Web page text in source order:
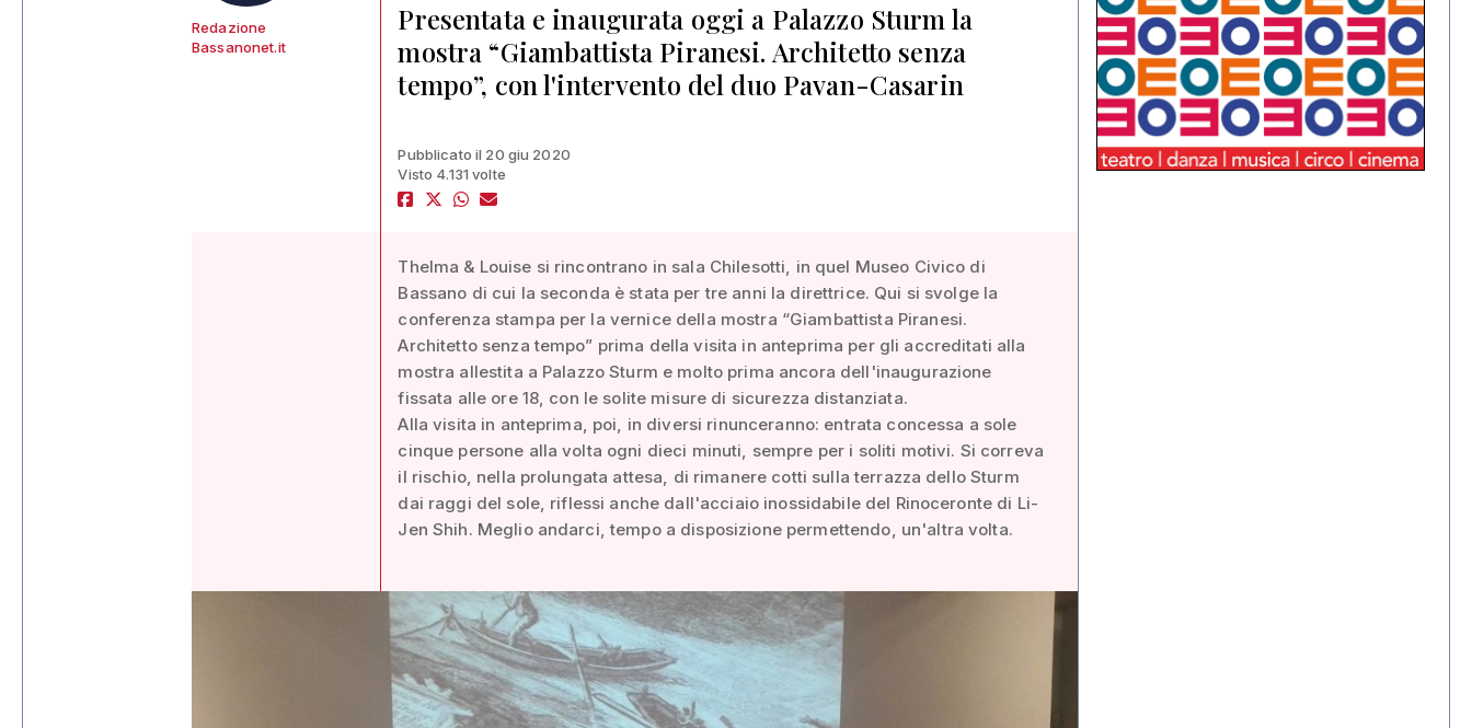
Redazione
Bassanonet.it
Presentata e inaugurata oggi a Palazzo Sturm la
mostra “Giambattista Piranesi. Architetto senza
tempo”, con l'intervento del duo Pavan-Casarin
Pubblicato il 20 giu 2020
Visto 4.131 volte
Thelma & Louise si rincontrano in sala Chilesotti, in quel Museo Civico di
Bassano di cui la seconda è stata per tre anni la direttrice. Qui si svolge la
conferenza stampa per la vernice della mostra “Giambattista Piranesi.
Architetto senza tempo” prima della visita in anteprima per gli accreditati alla
mostra allestita a Palazzo Sturm e molto prima ancora dell'inaugurazione
fissata alle ore 18, con le solite misure di sicurezza distanziata.
Alla visita in anteprima, poi, in diversi rinunceranno: entrata concessa a sole
cinque persone alla volta ogni dieci minuti, sempre per i soliti motivi. Si correva
il rischio, nella prolungata attesa, di rimanere cotti sulla terrazza dello Sturm
dai raggi del sole, riflessi anche dall'acciaio inossidabile del Rinoceronte di Li-
Jen Shih. Meglio andarci, tempo a disposizione permettendo, un'altra volta.